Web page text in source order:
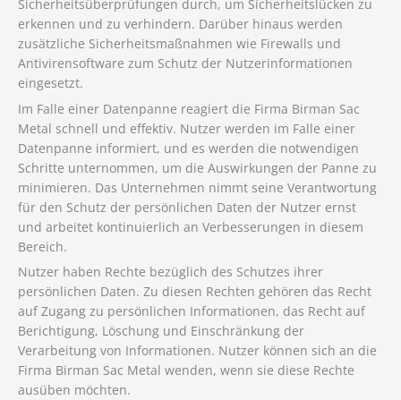
Sicherheitsüberprüfungen durch, um Sicherheitslücken zu
erkennen und zu verhindern. Darüber hinaus werden
zusätzliche Sicherheitsmaßnahmen wie Firewalls und
Antivirensoftware zum Schutz der Nutzerinformationen
eingesetzt.
Im Falle einer Datenpanne reagiert die Firma Birman Sac
Metal schnell und effektiv. Nutzer werden im Falle einer
Datenpanne informiert, und es werden die notwendigen
Schritte unternommen, um die Auswirkungen der Panne zu
minimieren. Das Unternehmen nimmt seine Verantwortung
für den Schutz der persönlichen Daten der Nutzer ernst
und arbeitet kontinuierlich an Verbesserungen in diesem
Bereich.
Nutzer haben Rechte bezüglich des Schutzes ihrer
persönlichen Daten. Zu diesen Rechten gehören das Recht
auf Zugang zu persönlichen Informationen, das Recht auf
Berichtigung, Löschung und Einschränkung der
Verarbeitung von Informationen. Nutzer können sich an die
Firma Birman Sac Metal wenden, wenn sie diese Rechte
ausüben möchten.